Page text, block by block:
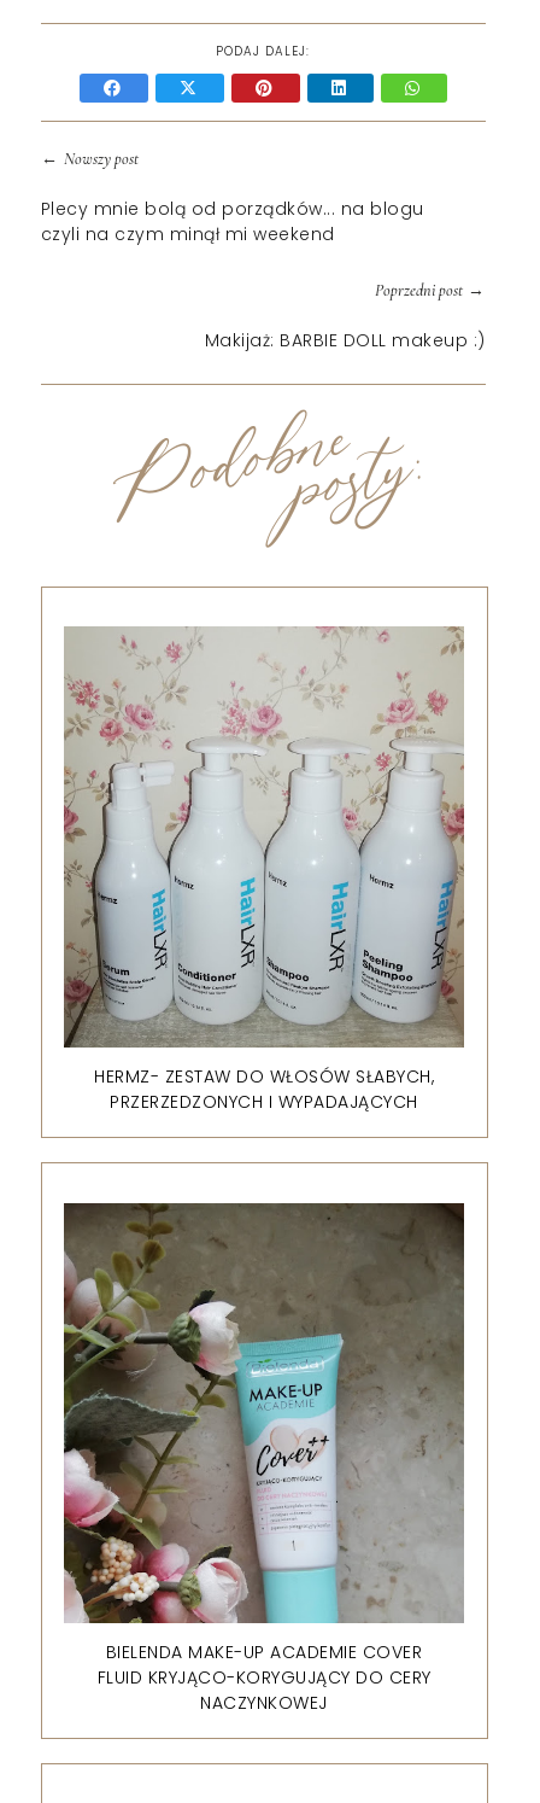
PODAJ DALEJ:
← Nowszy post
Plecy mnie bolą od porządków... na blogu
czyli na czym minął mi weekend
Poprzedni post→
Makijaż: BARBIE DOLL makeup :)
HERMZ- ZESTAW DO WŁOSÓW SŁABYCH,
PRZERZEDZONYCH I WYPADAJĄCYCH
BIELENDA MAKE-UP ACADEMIE COVER
FLUID KRYJĄCO-KORYGUJĄCY DO CERY
NACZYNKOWEJ